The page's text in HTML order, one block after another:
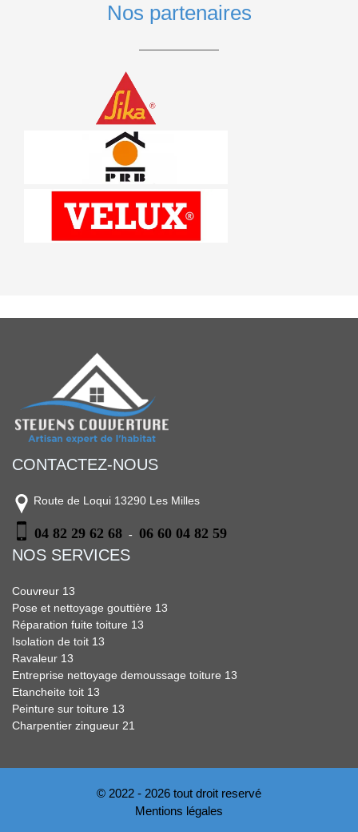
Nos partenaires
CONTACTEZ-NOUS
Route de Loqui 13290 Les Milles
04 82 29 62 68 - 06 60 04 82 59
NOS SERVICES
Couvreur 13
Pose et nettoyage gouttière 13
Réparation fuite toiture 13
Isolation de toit 13
Ravaleur 13
Entreprise nettoyage demoussage toiture 13
Etancheite toit 13
Peinture sur toiture 13
Charpentier zingueur 21
© 2022 - 2026 tout droit reservé
Mentions légales